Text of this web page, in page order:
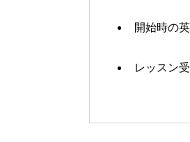
開始時の
レッスン